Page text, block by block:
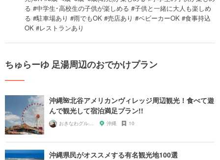
る #中学生･高校生の子供が楽しめる #子供と一緒に大人も楽しめ
る #駐車場あり #雨でもOK #売店あり #ベビーカーOK #食事持込
OK #レストランあり
ちゅらーゆ 足湯周辺のおでかけプラン
沖縄🌺北谷アメリカンヴィレッジ周辺観光！食べて遊
んで観光して宿泊満足プラン!!
沖縄 10
沖縄県民がオススメする有名観光地100選